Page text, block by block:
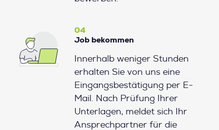
04
Job bekommen
Innerhalb weniger Stunden
erhalten Sie von uns eine
Eingangsbestätigung per E-
Mail. Nach Prüfung Ihrer
Unterlagen, meldet sich Ihr
Ansprechpartner für die